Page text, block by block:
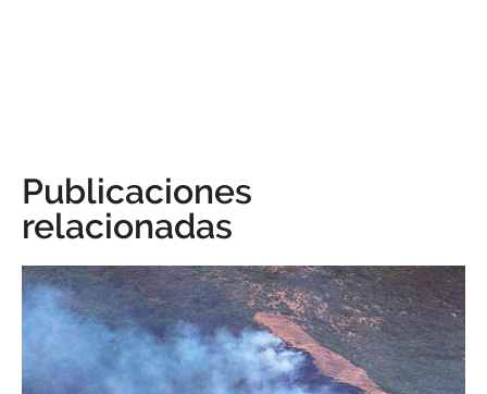
Publicaciones
relacionadas